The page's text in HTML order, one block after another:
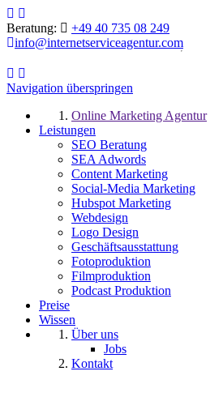
Beratung:
+49 40 735 08 249
info@internetserviceagentur.com
Navigation überspringen
Online Marketing Agentur
Leistungen
SEO Beratung
SEA Adwords
Content Marketing
Social-Media Marketing
Hubspot Marketing
Webdesign
Logo Design
Geschäftsausstattung
Fotoproduktion
Filmproduktion
Podcast Produktion
Preise
Wissen
Über uns
Jobs
Kontakt